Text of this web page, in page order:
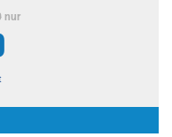
nur